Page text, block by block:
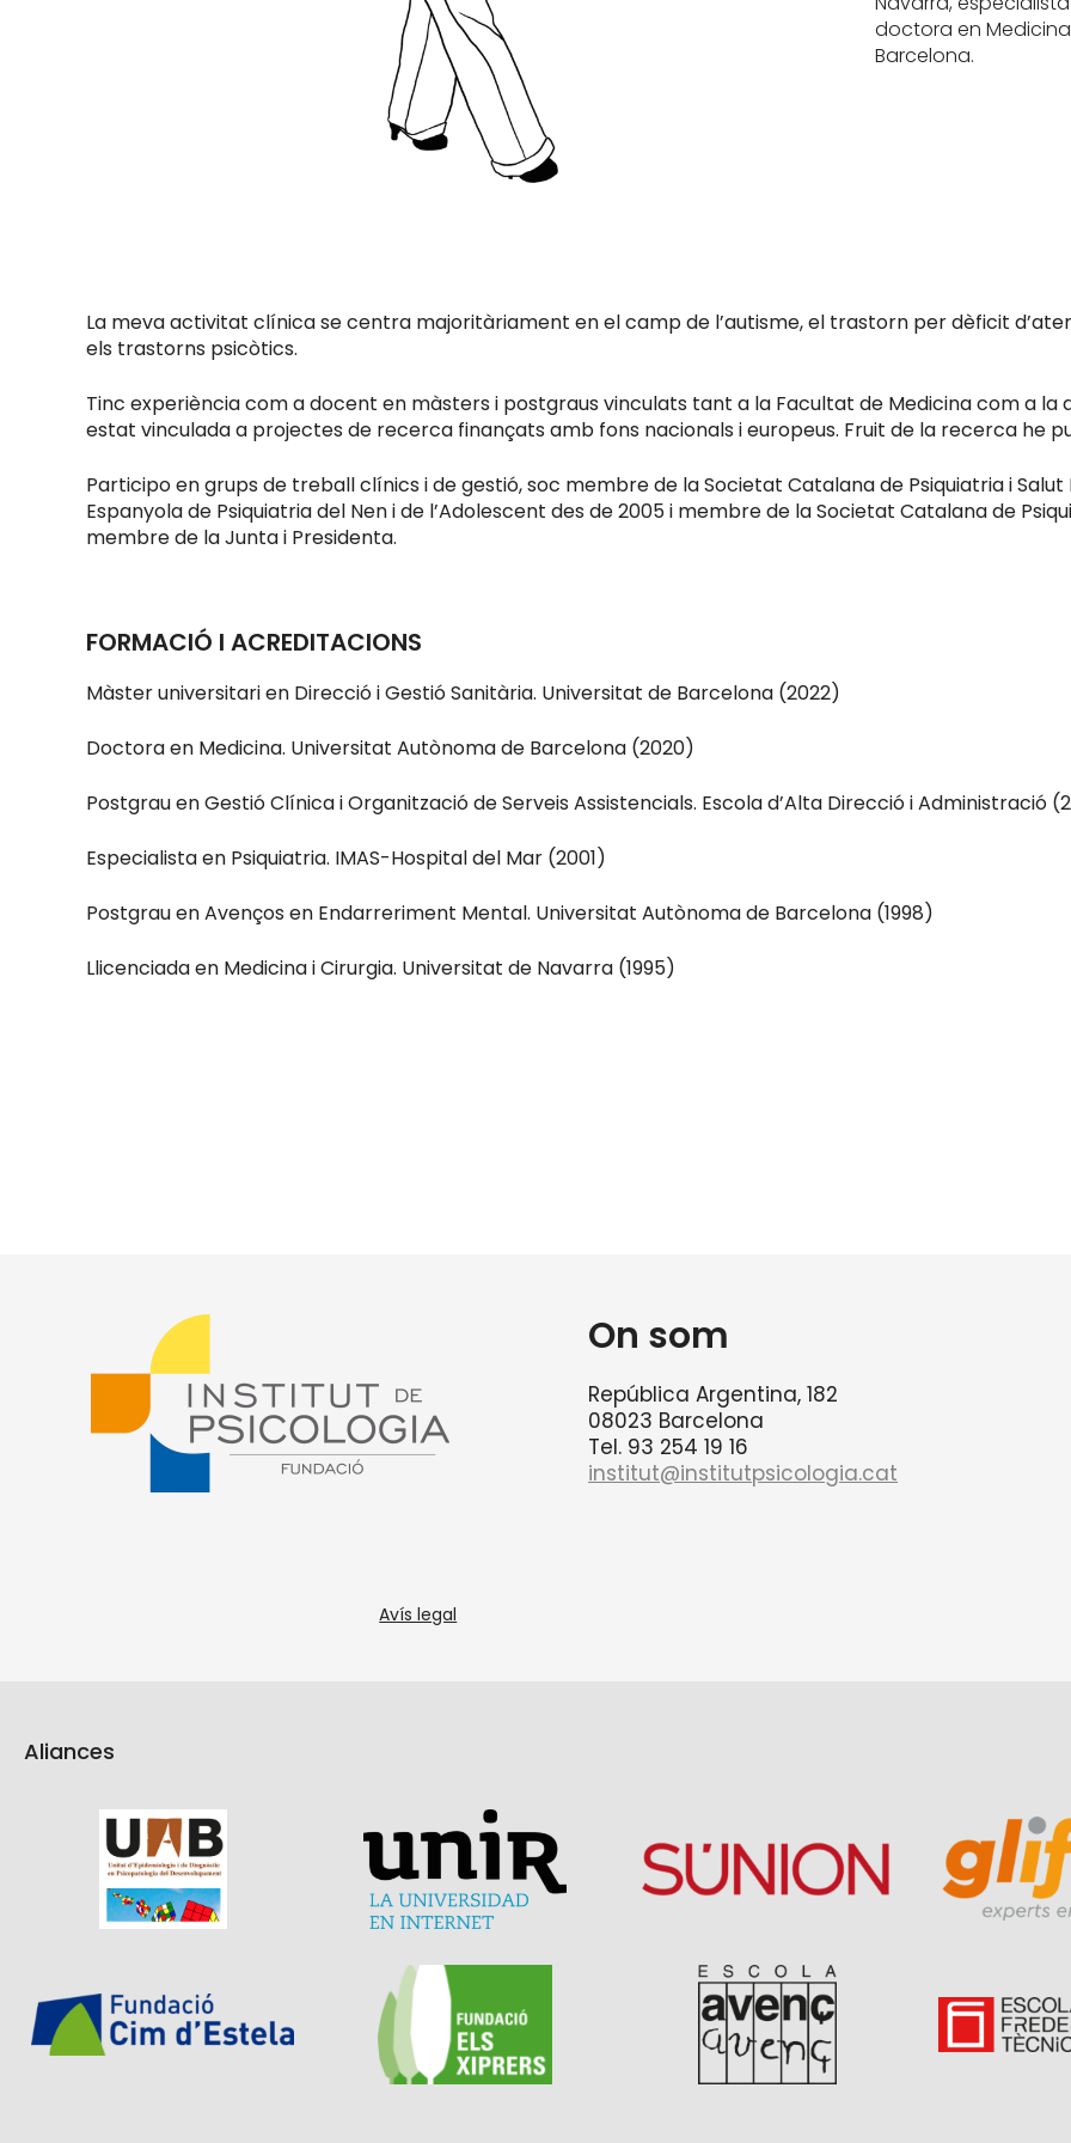
doctora en
Barcelona.
La meva activitat clínica se centra majoritàriament en el camp de l’autisme, el trastorn per dèficit
els trastorns psicòtics.
Tinc experiència com a docent en màsters i postgraus vinculats tant a la Facultat de Medicina com a la
estat vinculada a projectes de recerca finançats amb fons nacionals i europeus. Fruit de la recerca he
Participo en grups de treball clínics i de gestió, soc membre de la Societat Catalana de Psiquiatria i Salut
Espanyola de Psiquiatria del Nen i de l’Adolescent des de 2005 i membre de la Societat Catalana de
membre de la Junta i Presidenta.
FORMACIÓ I ACREDITACIONS
Màster universitari en Direcció i Gestió Sanitària. Universitat de Barcelona (2022)
Doctora en Medicina. Universitat Autònoma de Barcelona (2020)
Postgrau en Gestió Clínica i Organització de Serveis Assistencials. Escola d’Alta Direcció i Administració
Especialista en Psiquiatria. IMAS-Hospital del Mar (2001)
Postgrau en Avenços en Endarreriment Mental. Universitat Autònoma de Barcelona (1998)
Llicenciada en Medicina i Cirurgia. Universitat de Navarra (1995)
On som
República Argentina, 182
08023 Barcelona
Tel. 93 254 19 16
institut@institutpsicologia.cat
Avís legal
Aliances